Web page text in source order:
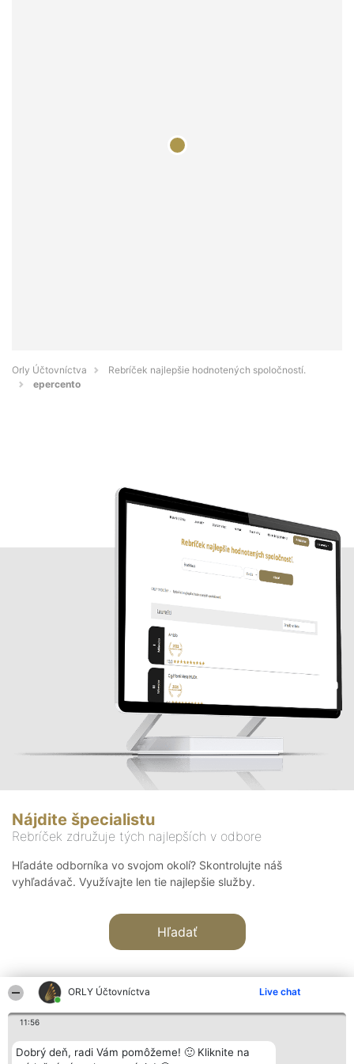
ORLY Účtovníctva Live chat
11:56
Dobrý deň, radi Vám pomôžeme! 🙂 Kliknite na
Orly Účtovníctva
Rebríček najlepšie hodnotených spoločností.
epercento
Nájdite špecialistu
Rebríček združuje tých najlepších v odbore
Hľadáte odborníka vo svojom okolí? Skontrolujte náš
vyhľadávač. Využívajte len tie najlepšie služby.
Hľadať
Organizátor hodnotenia
Bright Side Solutions sp. z o.
Hodnotenie
Laureáti
Kontakt
Kontakt